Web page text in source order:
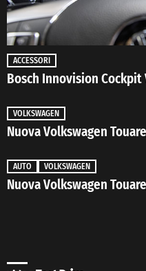
ACCESSORI
Bosch Innovision Cockpit
VOLKSWAGEN
Nuova Volkswagen
AUTO VOLKSWAGEN
Nuova Volkswagen